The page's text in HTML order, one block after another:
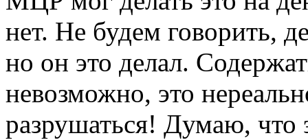
нет. Не будем говорить,
но он это делал.
невозможно, это
разрушаться! Думаю, что